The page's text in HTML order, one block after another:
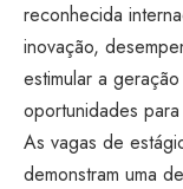
reconhecida
inovação,
estimular a
oportunidades
As vagas de
demonstram uma